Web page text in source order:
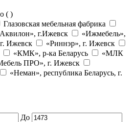
( )
Глазовская мебельная фабрика
г.Ижевск
«Ижмебель»,
Ижевск
«Риннэр», г. Ижевск
«КМК», р-ка Беларусь
«МЛК
ПРО», г. Ижевск
«Неман», республика Беларусь, г.
До